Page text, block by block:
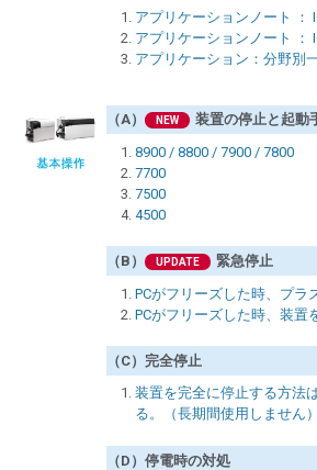
アプリケーションノート ：
アプリケーションノート ：
アプリケーション：分野別
（A） NEW
装置の停止と起動
8900 / 8800 / 7900 / 7800
7700
7500
4500
（B） UPDATE
緊急停止
PCがフリーズした時、プラ
PCがフリーズした時、装置
（C）完全停止
装置を完全に停止する方法
る。（長期間使用しません）
（D）停電時の対処